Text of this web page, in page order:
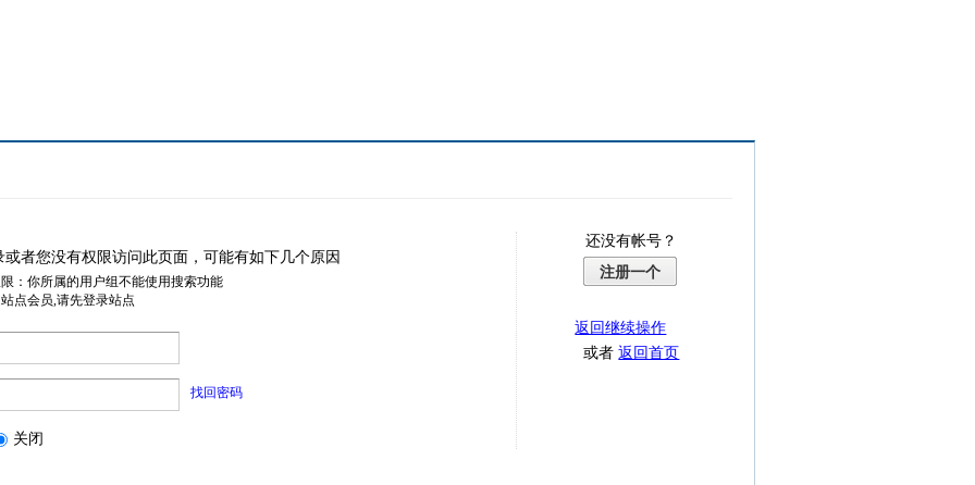
或者您没有权限访问此页面，可能有如下几个原因
：你所属的用户组不能使用搜索功能
点会员,请先登录站点
找回密码
关闭
还没有帐号？
注册一个
返回继续操作
或者返回首页